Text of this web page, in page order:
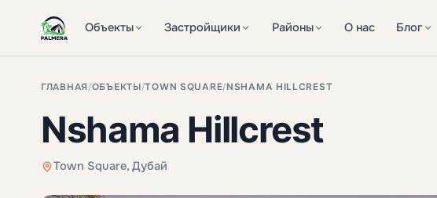
Объекты Застройщики Районы О нас Блог
ГЛАВНАЯ /ОБЪЕКТЫ/TOWN SQUARE/NSHAMA HILLCREST
Nshama Hillcrest
Town Square, Дубай